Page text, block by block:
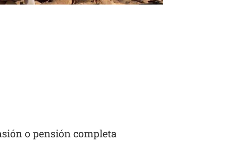
o pensión completa